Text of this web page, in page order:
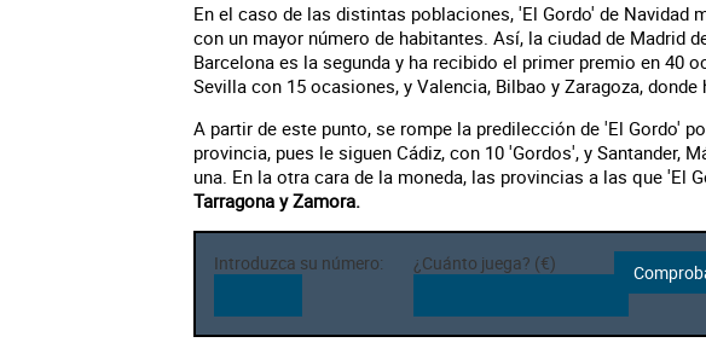
En el caso de las distintas poblaciones, 'El Gordo' de Navidad
con un mayor número de habitantes. Así, la ciudad de Madrid
Barcelona es la segunda y ha recibido el primer premio en 40
Sevilla con 15 ocasiones, y Valencia, Bilbao y Zaragoza,
A partir de este punto, se rompe la predilección de 'El Gordo'
provincia, pues le siguen Cádiz, con 10 'Gordos', y Santander,
una. En la otra cara de la moneda, las provincias a las que 'El
Tarragona y Zamora.
Introduzca su número: ¿Cuánto juega? (€)